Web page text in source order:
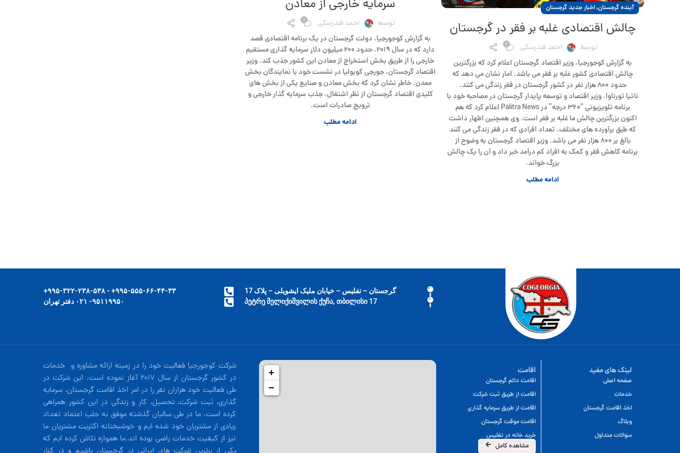
آینده گرجستان,اخبار جدید گرجستان
چالش اقتصادی غلبه بر فقر در گرجستان
توسط احمد فندرسکی 0
به گزارش کوجورجیا، وزیر اقتصاد گرجستان اعلام کرد که بزرگترین
چالش اقتصادی کشور غلبه بر فقر می باشد. آمار نشان می دهد که
حدود ۸۰۰ هزار نفر در کشور گرجستان در فقر زندگی می کنند.
ناتیا تورناوا، وزیر اقتصاد و توسعه پایدار گرجستان در مصاحبه خود با
برنامه تلویزیونی “۳۶۰ درجه” در Palitra News اعلام کرد که هم
اکنون بزرگترین چالش ما غلبه بر فقر است. وی همچنین اظهار داشت
که طبق برآورده های مختلف، تعداد افرادی که در فقر زندگی می کنند
بالغ بر ۸۰۰ هزار نفر می باشد. وزیر اقتصاد گرجستان به وضوح از
برنامه کاهش فقر و کمک به افراد کم درآمد خبر داد و آن را یک چالش
بزرگ خواند.
ادامه مطلب
سرمایه خارجی از معادن
توسط احمد فندرسکی 0
به گزارش کوجورجیا، دولت گرجستان در یک برنامه اقتصادی قصد
دارد که در سال ۲۰۱۹، حدود ۲۰۰ میلیون دلار سرمایه گذاری مستقیم
خارجی را از طریق بخش استخراج از معادن این کشور جذب کند. وزیر
اقتصاد گرجستان، جورجی کوبولیا در نشست خود با نمایندگان بخش
معدن، خاطر نشان کرد که بخش معادن و صنایع یکی از بخش های
کلیدی اقتصاد گرجستان از نظر اشتغال، جذب سرمایه گذار خارجی و
ترویج صادرات است.
ادامه مطلب
۹۹۵-۵۵۵-۶۶-۴۴-۳۳+ - ۹۹۵-۳۲۲-۲۳۸-۵۳۸+
۹۵۱۱۹۹۵۰- ۰۲۱ دفتر تهران
گرجستان – تفلیس – خیابان ملیک ایشویلی – پلاک 17
17 პეტრე მელიქიშვილის ქუჩა, თბილისი
شرکت کوجورجیا فعالیت خود را در زمینه ارائه مشاوره و خدمات
در کشور گرجستان از سال 2017 آغاز نموده است. این شرکت در
طی فعالیت خود هزاران نفر را در امر اخذ اقامت گرجستان، سرمایه
گذاری، ثبت شرکت، تحصیل، کار و زندگی در این کشور همراهی
کرده است. ما در طی سالیان گذشته موفق به جلب اعتماد تعداد
زیادی از مشتریان خود شده ایم و خوشبختانه اکثریت مشتریان ما
نیز از کیفیت خدمات راضی بوده اند.ما همواره تلاش کرده ایم که
یکی از برترین شرکت های ایرانی در گرجستان باشیم و در کنار
+
−
اقامت
اقامت دائم گرجستان
اقامت از طریق ثبت شرکت
اقامت از طریق سرمایه گذاری
اقامت موقت گرجستان
خرید خانه در تفلیس
مشاهده کامل
لینک های مفید
صفحه اصلی
خدمات
اخذ اقامت گرجستان
وبلاگ
سوالات متداول